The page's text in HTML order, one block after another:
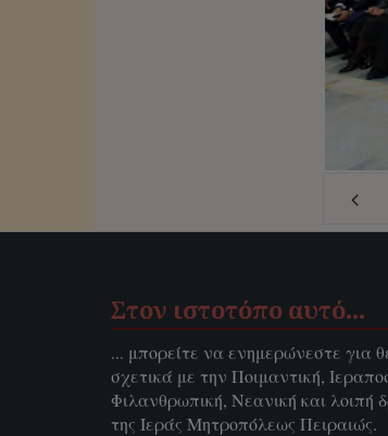
Στον ιστοτόπο αυτό…
... μπορείτε να ενημερώνεστε για
σχετικά με την Ποιμαντική,
Φιλανθρωπική, Νεανική και λοιπή
της Ιεράς Μητροπόλεως Πειραιώς.